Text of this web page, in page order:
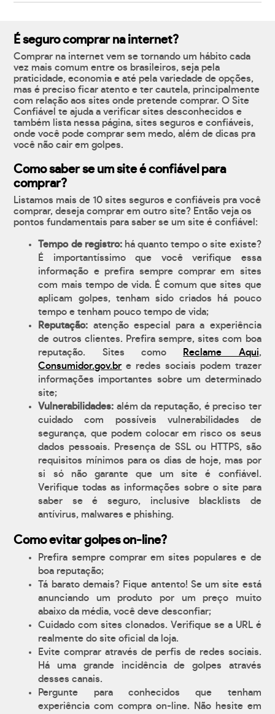
É seguro comprar na internet?
Comprar na internet vem se tornando um hábito cada
vez mais comum entre os brasileiros, seja pela
praticidade, economia e até pela variedade de opções,
mas é preciso ficar atento e ter cautela, principalmente
com relação aos sites onde pretende comprar. O Site
Confiável te ajuda a verificar sites desconhecidos e
também lista nessa página, sites seguros e confiáveis,
onde você pode comprar sem medo, além de dicas pra
você não cair em golpes.
Como saber se um site é confiável para
comprar?
Listamos mais de 10 sites seguros e confiáveis pra você
comprar, deseja comprar em outro site? Então veja os
pontos fundamentais para saber se um site é confiável:
Tempo de registro:há quanto tempo o site existe?
É importantíssimo que você verifique essa
informação e prefira sempre comprar em sites
com mais tempo de vida. É comum que sites que
aplicam golpes, tenham sido criados há pouco
tempo e tenham pouco tempo de vida;
Reputação: atenção especial para a experiência
de outros clientes. Prefira sempre, sites com boa
reputação. Sites como
Reclame Aqui,
Consumidor.gov.br e redes sociais podem trazer
informações importantes sobre um determinado
site;
Vulnerabilidades: além da reputação, é preciso ter
cuidado com possíveis vulnerabilidades de
segurança, que podem colocar em risco os seus
dados pessoais. Presença de SSL ou HTTPS, são
requisitos mínimos para os dias de hoje, mas por
si só não garante que um site é confiável.
Verifique todas as informações sobre o site para
saber se é seguro, inclusive blacklists de
antívirus, malwares e phishing.
Como evitar golpes on-line?
Prefira sempre comprar em sites populares e de
boa reputação;
Tá barato demais? Fique antento! Se um site está
anunciando um produto por um preço muito
abaixo da média, você deve desconfiar;
Cuidado com sites clonados. Verifique se a URL é
realmente do site oficial da loja.
Evite comprar através de perfis de redes sociais.
Há uma grande incidência de golpes através
desses canais.
Pergunte para conhecidos que tenham
experiência com compra on-line. Não hesite em